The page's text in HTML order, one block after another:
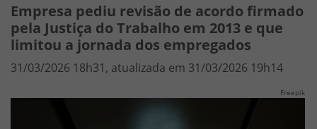
Empresa pediu revisão de acordo firmado
pela Justiça do Trabalho em 2013 e que
limitou a jornada dos empregados
31/03/2026 18h31, atualizada em 31/03/2026 19h14
Freepik